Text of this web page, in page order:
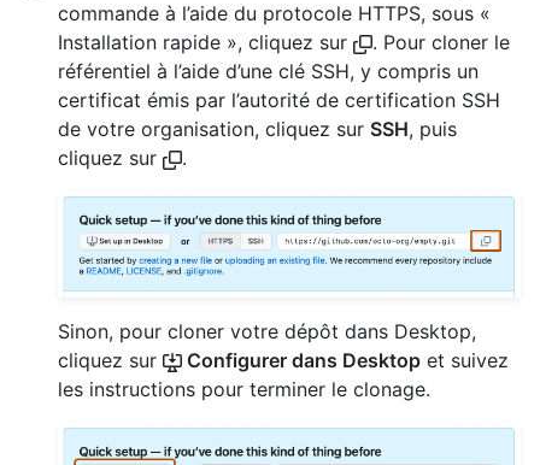
commande à l’aide du protocole HTTPS, sous «
Installation rapide », cliquez sur
. Pour cloner le
référentiel à l’aide d’une clé SSH, y compris un
certificat émis par l’autorité de certification SSH
de votre organisation, cliquez sur SSH, puis
cliquez sur
.
Sinon, pour cloner votre dépôt dans Desktop,
cliquez sur
Configurer dans Desktop et suivez
les instructions pour terminer le clonage.